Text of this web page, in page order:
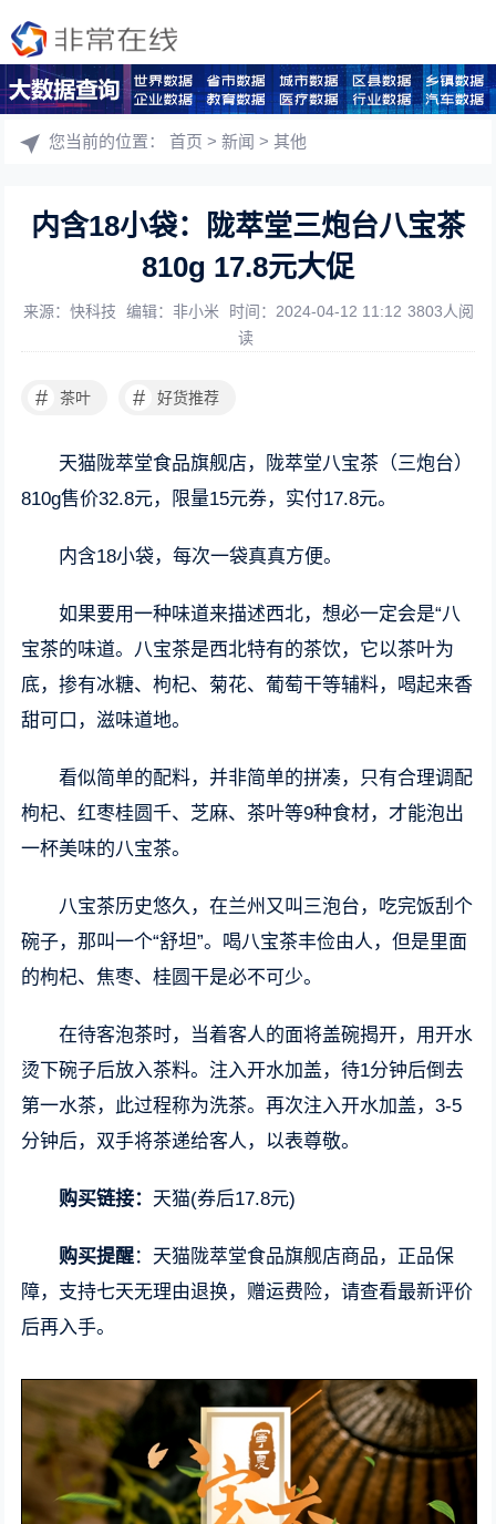
您当前的位置：首页 >新闻 >其他
内含18小袋：陇萃堂三炮台八宝茶
810g 17.8元大促
来源：快科技 编辑：非小米 时间：2024-04-12 11:12 3803人阅
读
# 茶叶 # 好货推荐
天猫陇萃堂食品旗舰店，陇萃堂八宝茶（三炮台）
810g售价32.8元，限量15元券，实付17.8元。
内含18小袋，每次一袋真真方便。
如果要用一种味道来描述西北，想必一定会是“八
宝茶的味道。八宝茶是西北特有的茶饮，它以茶叶为
底，掺有冰糖、枸杞、菊花、葡萄干等辅料，喝起来香
甜可口，滋味道地。
看似简单的配料，并非简单的拼凑，只有合理调配
枸杞、红枣桂圆千、芝麻、茶叶等9种食材，才能泡出
一杯美味的八宝茶。
八宝茶历史悠久，在兰州又叫三泡台，吃完饭刮个
碗子，那叫一个“舒坦”。喝八宝茶丰俭由人，但是里面
的枸杞、焦枣、桂圆干是必不可少。
在待客泡茶时，当着客人的面将盖碗揭开，用开水
烫下碗子后放入茶料。注入开水加盖，待1分钟后倒去
第一水茶，此过程称为洗茶。再次注入开水加盖，3-5
分钟后，双手将茶递给客人，以表尊敬。
购买链接： 天猫(券后17.8元)
购买提醒：天猫陇萃堂食品旗舰店商品，正品保
障，支持七天无理由退换，赠运费险，请查看最新评价
后再入手。